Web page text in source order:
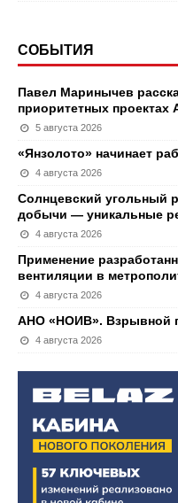
СОБЫТИЯ
Павел Маринычев
приоритетных
5 августа 2026
«Янзолото» начинает
4 августа 2026
Солнцевский угольный
добычи — уникальные
4 августа 2026
Применение
вентиляции в
4 августа 2026
АНО «НОИВ». Взрывной
4 августа 2026